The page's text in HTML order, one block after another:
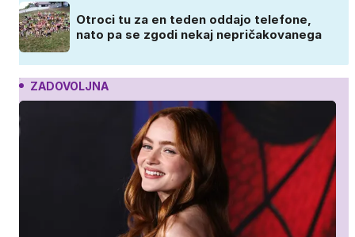
Otroci tu za en teden oddajo telefone,
nato pa se zgodi nekaj nepričakovanega
ZADOVOLJNA